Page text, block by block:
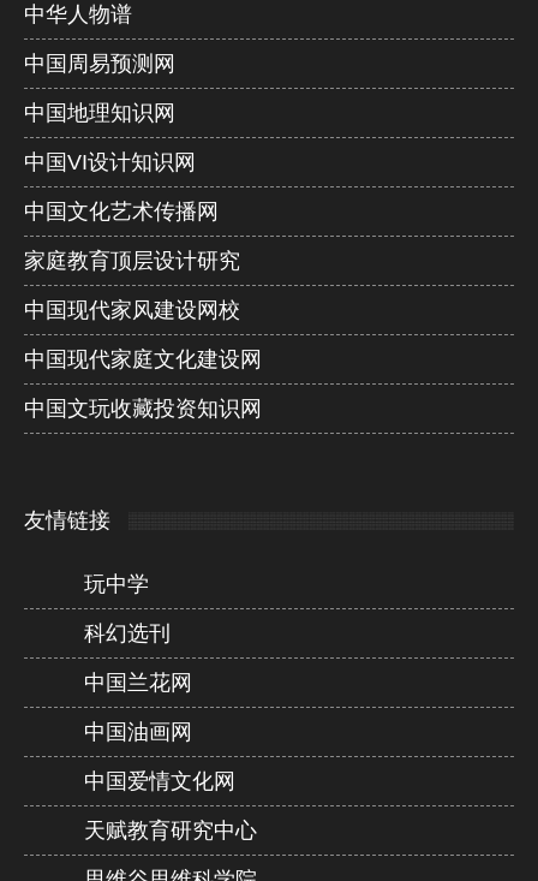
中华人物谱
中国周易预测网
中国地理知识网
中国VI设计知识网
中国文化艺术传播网
家庭教育顶层设计研究
中国现代家风建设网校
中国现代家庭文化建设网
中国文玩收藏投资知识网
友情链接
玩中学
科幻选刊
中国兰花网
中国油画网
中国爱情文化网
天赋教育研究中心